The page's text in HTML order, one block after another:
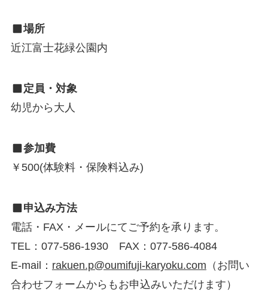
場所
近江富士花緑公園内
定員・対象
幼児から大人
参加費
￥500(体験料・保険料込み)
申込み方法
電話・FAX・メールにてご予約を承ります。
TEL：077-586-1930 FAX：077-586-4084
E-mail： rakuen.p@oumifuji-karyoku.com （お問い
合わせフォームからもお申込みいただけます）